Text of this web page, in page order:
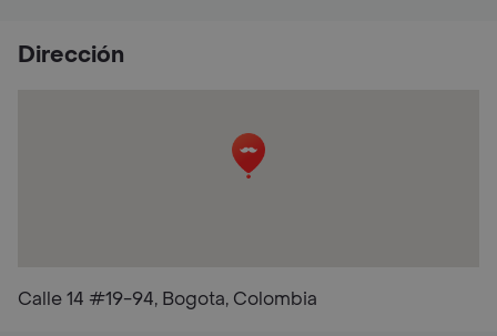
Dirección
Calle 14 #19-94, Bogota, Colombia